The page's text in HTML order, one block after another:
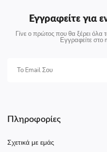
Εγγραφείτε για
Γίνε ο πρώτος που θα ξέρει όλα
Εγγραφείτε
Πληροφορίες
Σχετικά με εμάς